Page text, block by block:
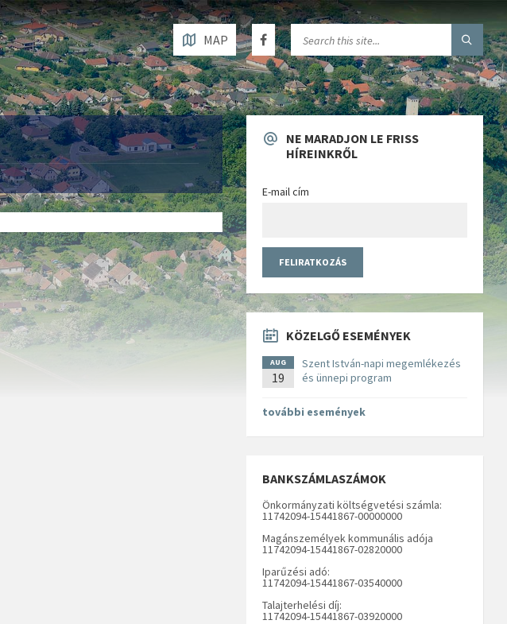
MAP
NE MARADJON LE FRISS
HÍREINKRŐL
E-mail cím
KÖZELGŐ ESEMÉNYEK
AUG
19
Szent István-napi megemlékezés
és ünnepi program
további események
BANKSZÁMLASZÁMOK
Önkormányzati költségvetési számla:
11742094-15441867-00000000
Magánszemélyek kommunális adója
11742094-15441867-02820000
Iparűzési adó:
11742094-15441867-03540000
Talajterhelési díj:
11742094-15441867-03920000